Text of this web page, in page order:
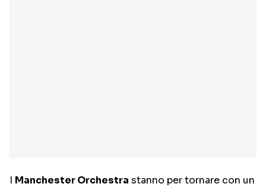
I Manchester Orchestra stanno per tornare con un